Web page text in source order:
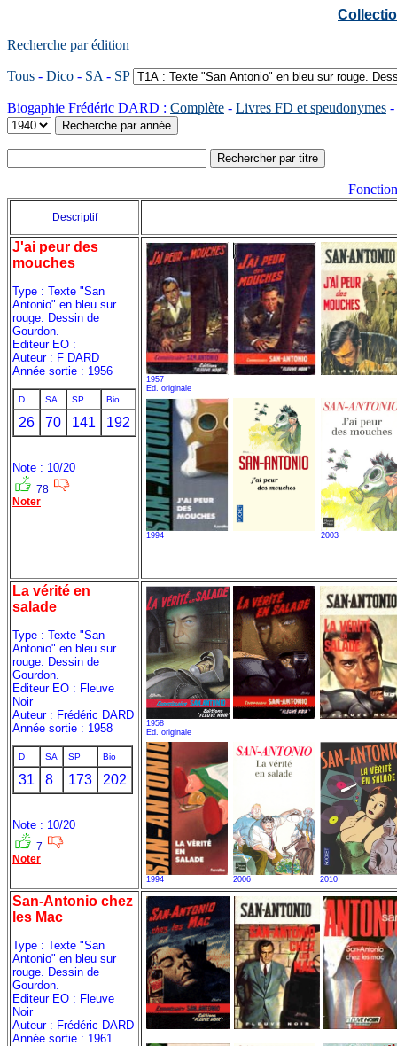
Recherche par édition
Tous - Dico - SA - SP
Biogaphie Frédéric DARD : Complète - Livres FD et speudonymes -
Descriptif
J'ai peur des
mouches
Type : Texte "San
Antonio" en bleu sur
rouge. Dessin de
Gourdon.
Editeur EO :
Auteur : F DARD
Année sortie : 1956
D SA SP Bio
26 70 141 192
Note : 10/20
78
Noter
1957
Ed. originale
1994 2003
La vérité en
salade
Type : Texte "San
Antonio" en bleu sur
rouge. Dessin de
Gourdon.
Editeur EO : Fleuve
Noir
Auteur : Frédéric DARD
Année sortie : 1958
D SA SP Bio
31 8 173 202
Note : 10/20
7
Noter
1958
Ed. originale
1994 2006 2010
San-Antonio chez
les Mac
Type : Texte "San
Antonio" en bleu sur
rouge. Dessin de
Gourdon.
Editeur EO : Fleuve
Noir
Auteur : Frédéric DARD
Année sortie : 1961